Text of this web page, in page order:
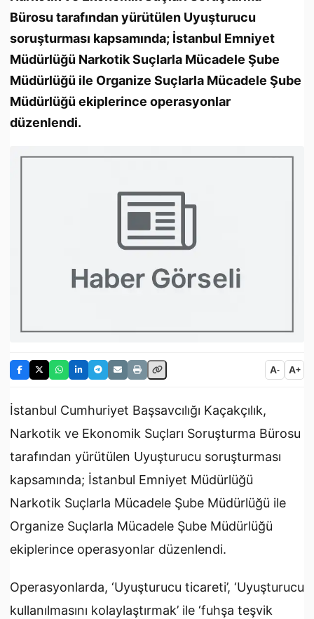
Bürosu tarafından yürütülen Uyuşturucu
soruşturması kapsamında; İstanbul Emniyet
Müdürlüğü Narkotik Suçlarla Mücadele Şube
Müdürlüğü ile Organize Suçlarla Mücadele Şube
Müdürlüğü ekiplerince operasyonlar
düzenlendi.
A- A+
İstanbul Cumhuriyet Başsavcılığı Kaçakçılık,
Narkotik ve Ekonomik Suçları Soruşturma Bürosu
tarafından yürütülen Uyuşturucu soruşturması
kapsamında; İstanbul Emniyet Müdürlüğü
Narkotik Suçlarla Mücadele Şube Müdürlüğü ile
Organize Suçlarla Mücadele Şube Müdürlüğü
ekiplerince operasyonlar düzenlendi.
Operasyonlarda, ‘Uyuşturucu ticareti’, ‘Uyuşturucu
kullanılmasını kolaylaştırmak’ ile ‘fuhşa teşvik